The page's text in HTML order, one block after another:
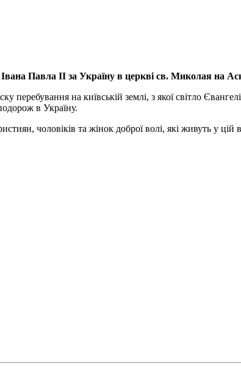
Павла ІІ за Україну в церкві св. Миколая на
перебування на київській землі, з якої світло
в Україну.
чоловіків та жінок доброї волі, які живуть у цій